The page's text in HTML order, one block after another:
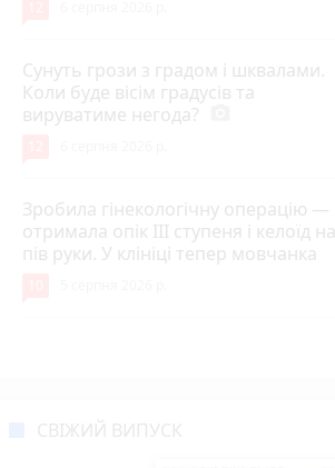
Сунуть грози з градом і шквалами.
Коли буде вісім градусів та
вируватиме негода?
Зробила гінекологічну операцію —
отримала опік ІІІ ступеня і келоїд на
пів руки. У клініці тепер мовчанка